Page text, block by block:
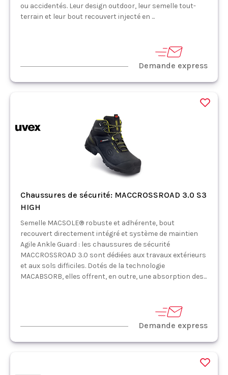
ou accidentés. Leur design outdoor, leur semelle tout-
terrain et leur bout recouvert injecté en ...
Demande express
Chaussures de sécurité: MACCROSSROAD 3.0 S3
HIGH
Semelle MACSOLE® robuste et adhérente, bout
recouvert directement intégré et système de maintien
Agile Ankle Guard : les chaussures de sécurité
MACCROSSROAD 3.0 sont dédiées aux travaux extérieurs
et aux sols difficiles. Dotés de la technologie
MACABSORB, elles offrent, en outre, une absorption des...
Demande express